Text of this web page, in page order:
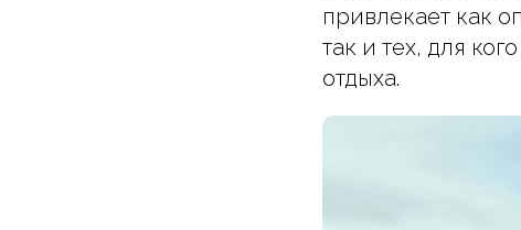
привлекает как
так и тех, для
отдыха.